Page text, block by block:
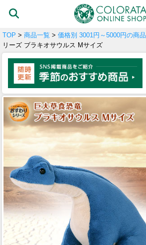
TOP > 商品一覧 > 価格別 3001円～5000円の商品
リーズ ブラキオサウルス Mサイズ